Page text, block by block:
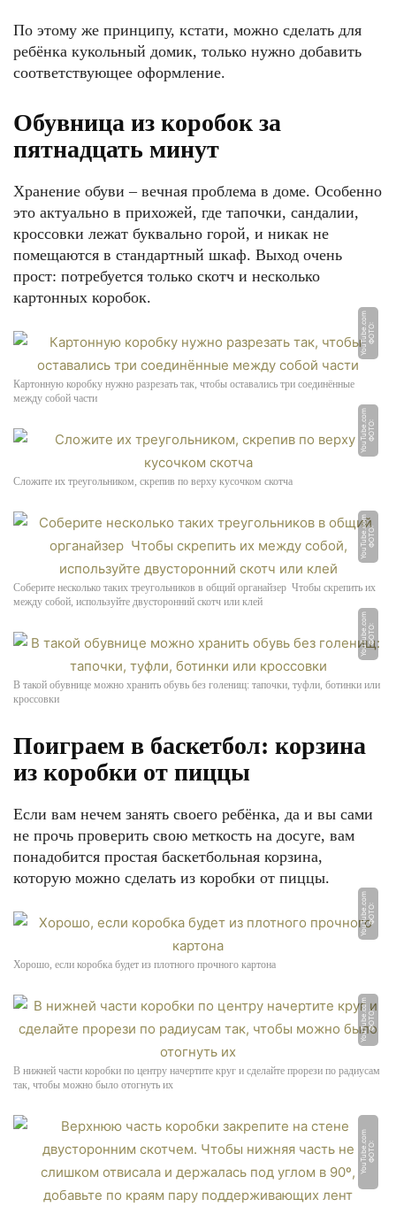
По этому же принципу, кстати, можно сделать для
ребёнка кукольный домик, только нужно добавить
соответствующее оформление.
Обувница из коробок за
пятнадцать минут
Хранение обуви – вечная проблема в доме. Особенно
это актуально в прихожей, где тапочки, сандалии,
кроссовки лежат буквально горой, и никак не
помещаются в стандартный шкаф. Выход очень
прост: потребуется только скотч и несколько
картонных коробок.
Ф
О
Т
О:
Y
o
u
T
u
b
e.
c
o
m
Картонную коробку нужно разрезать так, чтобы оставались три соединённые
между собой части
Ф
О
Т
О:
Y
o
u
T
u
b
e.
c
o
m
Сложите их треугольником, скрепив по верху кусочком скотча
Ф
О
Т
О:
Y
o
u
T
u
b
e.
c
o
m
Соберите несколько таких треугольников в общий органайзер Чтобы скрепить их
между собой, используйте двусторонний скотч или клей
Ф
О
Т
О:
Y
o
u
T
u
b
e.
c
o
m
В такой обувнице можно хранить обувь без голенищ: тапочки, туфли, ботинки или
кроссовки
Поиграем в баскетбол: корзина
из коробки от пиццы
Если вам нечем занять своего ребёнка, да и вы сами
не прочь проверить свою меткость на досуге, вам
понадобится простая баскетбольная корзина,
которую можно сделать из коробки от пиццы.
Ф
О
Т
О:
Y
o
u
T
u
b
e.
c
o
m
Хорошо, если коробка будет из плотного прочного картона
Ф
О
Т
О:
Y
o
u
T
u
b
e.
c
o
m
В нижней части коробки по центру начертите круг и сделайте прорези по радиусам
так, чтобы можно было отогнуть их
Ф
О
Т
О:
Y
o
u
T
u
b
e.
c
o
m